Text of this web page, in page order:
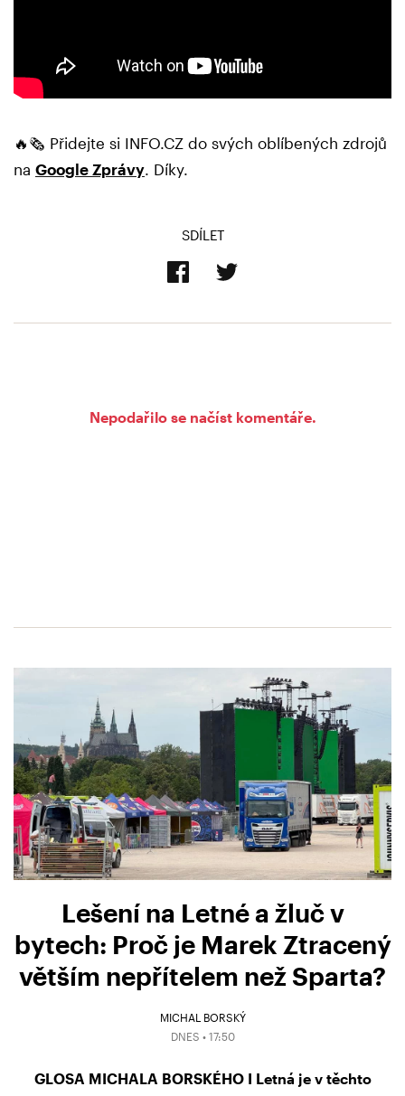
🔥🗞️ Přidejte si INFO.CZ do svých oblíbených zdrojů
na Google Zprávy. Díky.
SDÍLET
Nepodařilo se načíst komentáře.
Lešení na Letné a žluč v
bytech: Proč je Marek Ztracený
větším nepřítelem než Sparta?
MICHAL BORSKÝ
DNES • 17:50
GLOSA MICHALA BORSKÉHO I Letná je v těchto